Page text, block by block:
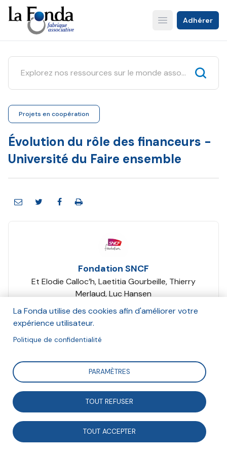
Aller
au
contenu
principal
Open main menu
Adhérer
Projets en coopération
Évolution du rôle des financeurs -
Université du Faire ensemble
Fondation SNCF
Et Elodie Calloc’h, Laetitia Gourbeille, Thierry
Merlaud, Luc Hansen
Septembre 2022
La Fondation soutient depuis 25 ans de nombreux
projets associatifs en faveur de publics fragilisés. À
travers son engagement solidaire et citoyen, elle
contribue aux missions de cohésion sociale,
territoriale et d’inclusion du Groupe SNCF, partout en
La Fonda utilise des cookies afin d'améliorer votre
expérience utilisateur.
Politique de confidentialité
PARAMÈTRES
TOUT REFUSER
TOUT ACCEPTER